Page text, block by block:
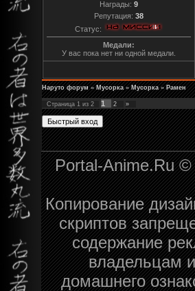
Награды: 9
Репутация: 38
Статус:
Медали:
У вас пока нет ни одной медали.
Наруто форум » Мусорка » Мусорка » Рамен
Страница 1 из 2 1 2 »
Portal-Anime.Ru
Копирование
скриптов
содержание
владельцам
домашнего